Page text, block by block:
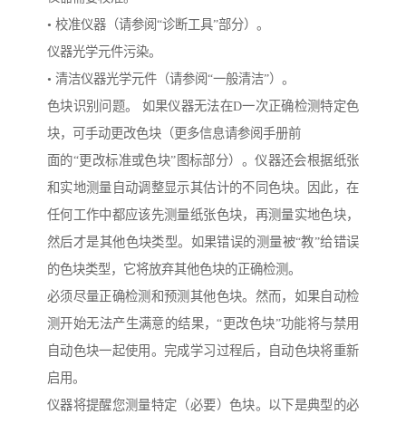
• 校准仪器（请参阅“诊断工具”部分）。
仪器光学元件污染。
• 清洁仪器光学元件（请参阅“一般清洁”）。
色块识别问题。 如果仪器无法在D一次正确检测特定色
块，可手动更改色块（更多信息请参阅手册前
面的“更改标准或色块”图标部分）。仪器还会根据纸张
和实地测量自动调整显示其估计的不同色块。因此，在
任何工作中都应该先测量纸张色块，再测量实地色块，
然后才是其他色块类型。如果错误的测量被“教”给错误
的色块类型，它将放弃其他色块的正确检测。
必须尽量正确检测和预测其他色块。然而，如果自动检
测开始无法产生满意的结果，“更改色块”功能将与禁用
自动色块一起使用。完成学习过程后，自动色块将重新
启用。
仪器将提醒您测量特定（必要）色块。以下是典型的必